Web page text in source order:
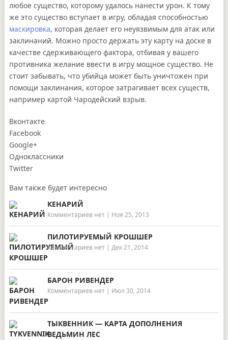
любое существо, которому удалось нанести урон. К тому
же это существо вступает в игру, обладая способностью
маскировка, которая делает его неуязвимым для атак или
заклинаний. Можно просто держать эту карту на доске в
качестве сдерживающего фактора, отбивая у вашего
противника желание ввести в игру мощное существо. Не
стоит забывать, что убийца может быть уничтожен при
помощи заклинания, которое затрагивает всех существ,
например картой Чародейский взрыв.
Вконтакте
Facebook
Google+
Одноклассники
Twitter
Вам также будет интересно
КЕНАРИЙ
Комментариев нет| Ноя 25, 2013
ПИЛОТИРУЕМЫЙ КРОШШЕР
Комментариев нет| Дек 21, 2014
БАРОН РИВЕНДЕР
Комментариев нет| Июл 30, 2014
ТЫКВЕННИК — КАРТА ДОПОЛНЕНИЯ
ВЕДЬМИН ЛЕС